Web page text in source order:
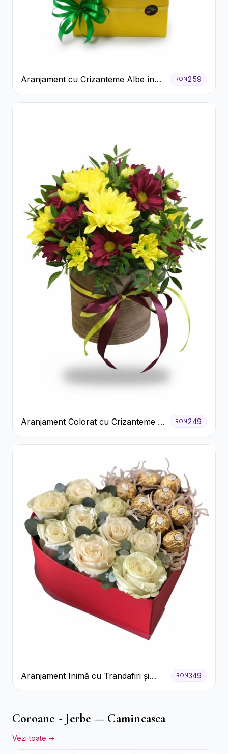
Aranjament cu Crizanteme Albe în
Cutie Galbenă
RON259
Aranjament Colorat cu Crizanteme în
Cutie Rustică
RON 249
Aranjament Inimă cu Trandafiri și
Praline Ferrero
RON349
Coroane - Jerbe — Camineasca
Vezi toate →